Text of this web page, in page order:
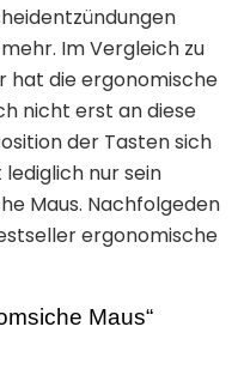
Im Vergleich zu
hat die ergonomische
nicht erst an diese
der Tasten sich
nur sein
Maus. Nachfolgeden
ergonomische
Maus“